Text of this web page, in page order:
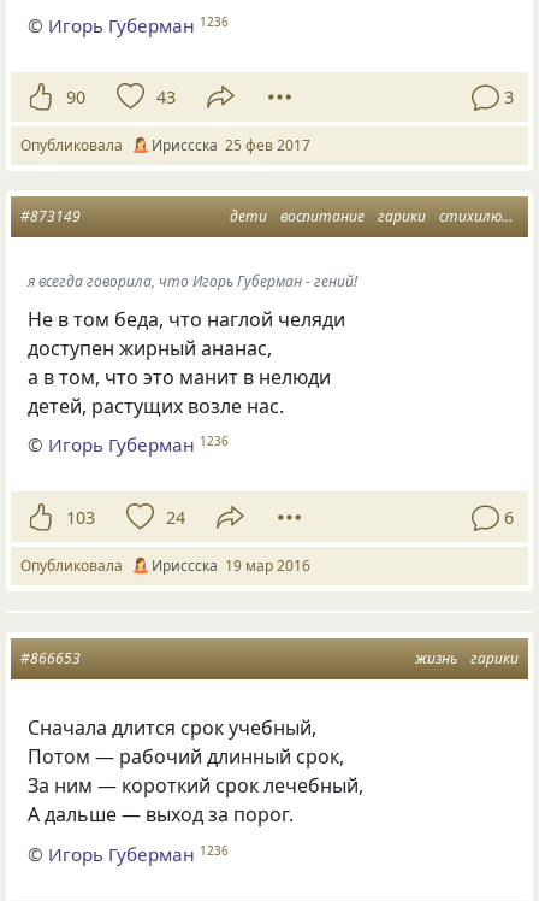
© Игорь Губерман 1236
90 43 3
Опубликовала Ириссска 25 фев 2017
дети воспитание гарики стихилюбимые
#873149
я всегда говорила, что Игорь Губерман - гений!
Не в том беда, что наглой челяди
доступен жирный ананас,
а в том, что это манит в нелюди
детей, растущих возле нас.
© Игорь Губерман 1236
103 24 6
Опубликовала Ириссска 19 мар 2016
жизнь гарики
#866653
Сначала длится срок учебный,
Потом — рабочий длинный срок,
За ним — короткий срок лечебный,
А дальше — выход за порог.
© Игорь Губерман 1236